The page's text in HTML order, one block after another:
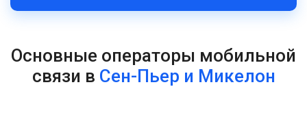
Основные операторы мобильной
связи в Сен-Пьер и Микелон